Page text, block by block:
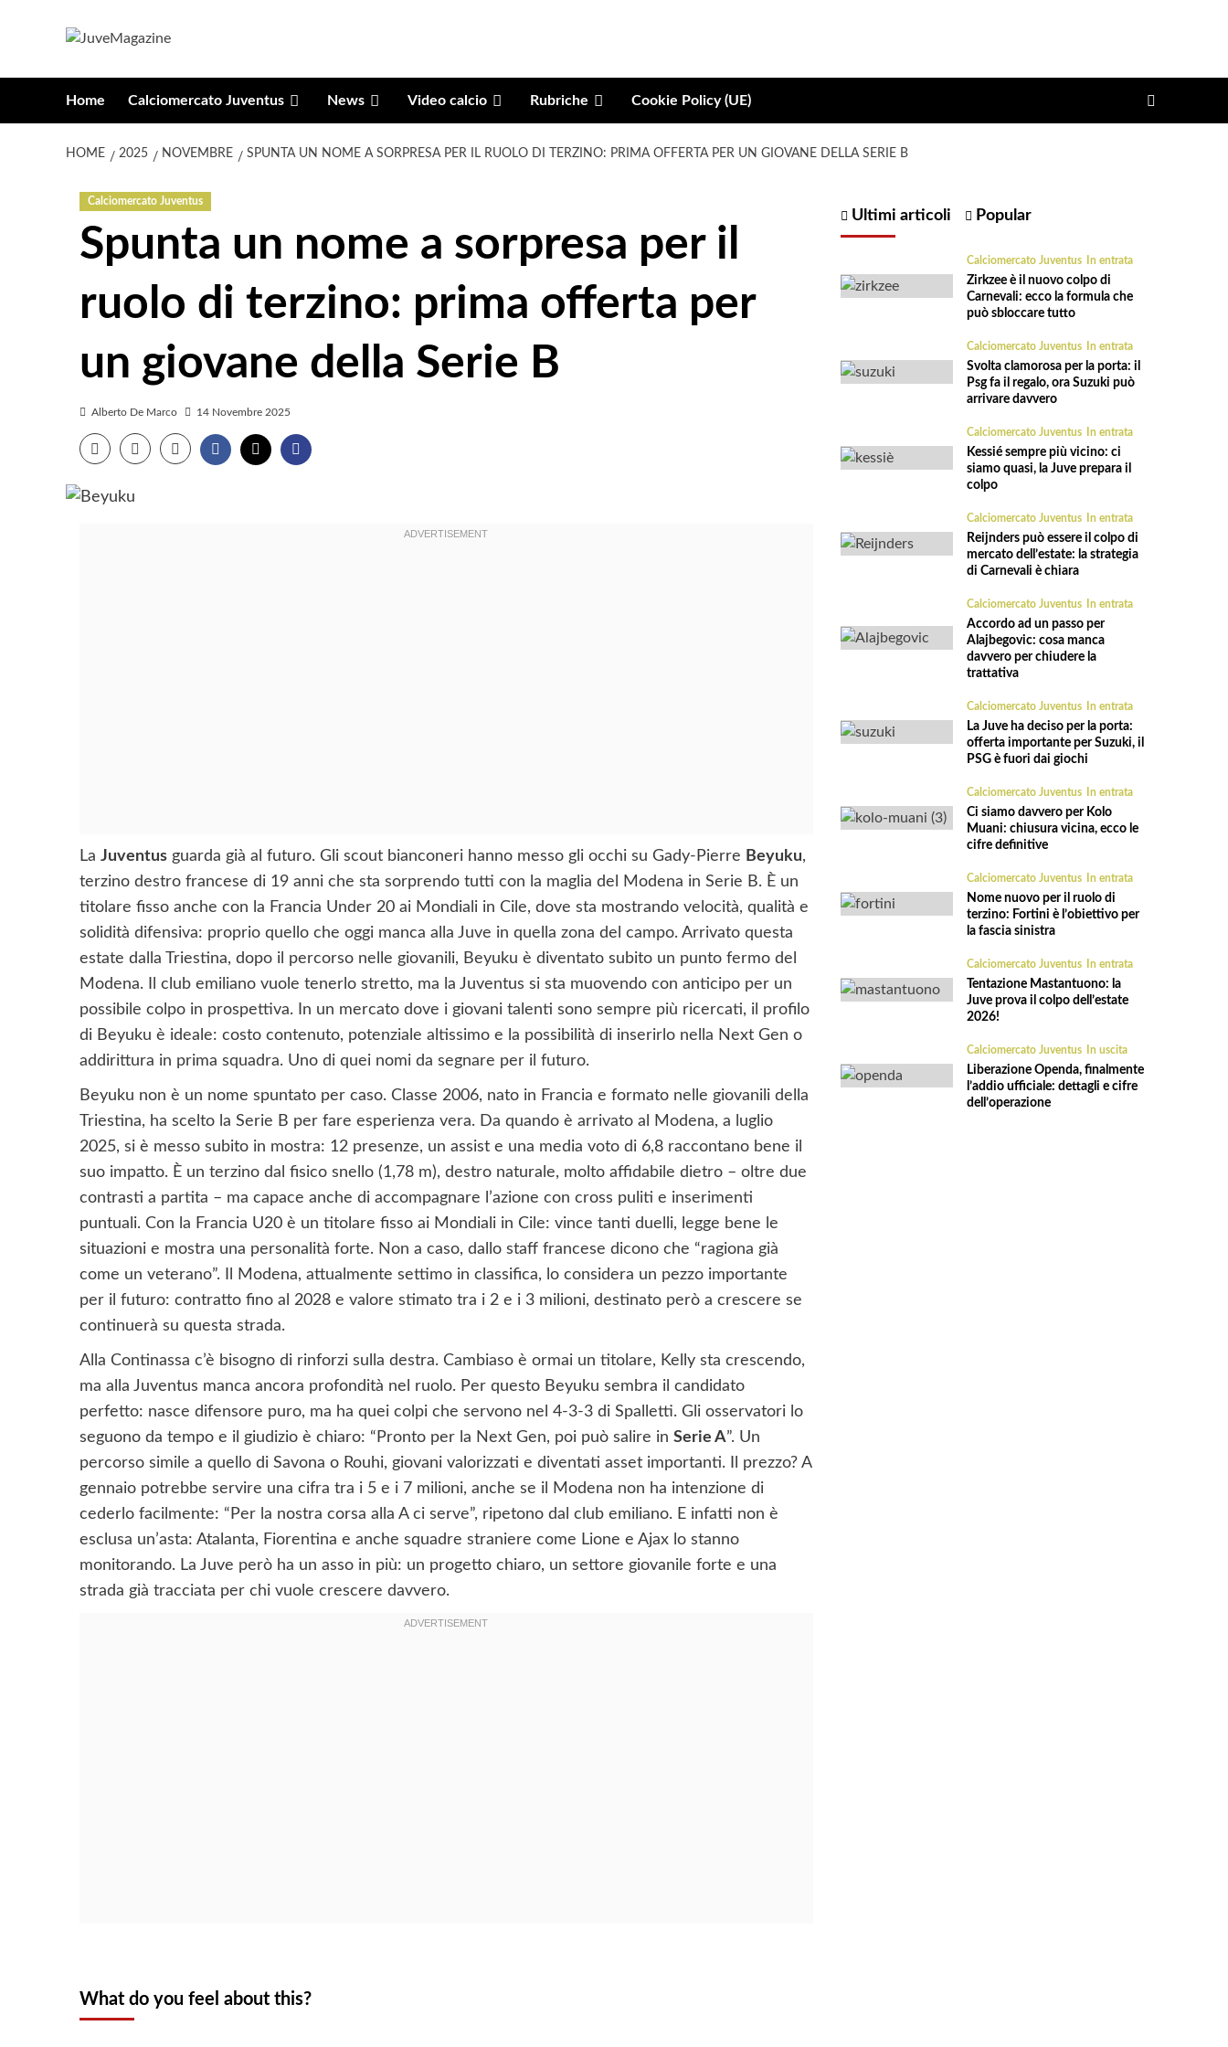
Home Calciomercato Juventus News Video calcio Rubriche Cookie Policy (UE)
HOME 2025 NOVEMBRE SPUNTA UN NOME A SORPRESA PER IL RUOLO DI TERZINO: PRIMA OFFERTA PER UN GIOVANE DELLA SERIE B
Calciomercato Juventus
Spunta un nome a sorpresa per il
ruolo di terzino: prima offerta per
un giovane della Serie B
Alberto De Marco 14 Novembre 2025
La Juventus guarda già al futuro. Gli scout bianconeri hanno messo gli occhi su Gady-Pierre Beyuku,
terzino destro francese di 19 anni che sta sorprendo tutti con la maglia del Modena in Serie B. È un
titolare fisso anche con la Francia Under 20 ai Mondiali in Cile, dove sta mostrando velocità, qualità e
solidità difensiva: proprio quello che oggi manca alla Juve in quella zona del campo. Arrivato questa
estate dalla Triestina, dopo il percorso nelle giovanili, Beyuku è diventato subito un punto fermo del
Modena. Il club emiliano vuole tenerlo stretto, ma la Juventus si sta muovendo con anticipo per un
possibile colpo in prospettiva. In un mercato dove i giovani talenti sono sempre più ricercati, il profilo
di Beyuku è ideale: costo contenuto, potenziale altissimo e la possibilità di inserirlo nella Next Gen o
addirittura in prima squadra. Uno di quei nomi da segnare per il futuro.
Beyuku non è un nome spuntato per caso. Classe 2006, nato in Francia e formato nelle giovanili della
Triestina, ha scelto la Serie B per fare esperienza vera. Da quando è arrivato al Modena, a luglio
2025, si è messo subito in mostra: 12 presenze, un assist e una media voto di 6,8 raccontano bene il
suo impatto. È un terzino dal fisico snello (1,78 m), destro naturale, molto affidabile dietro – oltre due
contrasti a partita – ma capace anche di accompagnare l’azione con cross puliti e inserimenti
puntuali. Con la Francia U20 è un titolare fisso ai Mondiali in Cile: vince tanti duelli, legge bene le
situazioni e mostra una personalità forte. Non a caso, dallo staff francese dicono che “ragiona già
come un veterano”. Il Modena, attualmente settimo in classifica, lo considera un pezzo importante
per il futuro: contratto fino al 2028 e valore stimato tra i 2 e i 3 milioni, destinato però a crescere se
continuerà su questa strada.
Alla Continassa c’è bisogno di rinforzi sulla destra. Cambiaso è ormai un titolare, Kelly sta crescendo,
ma alla Juventus manca ancora profondità nel ruolo. Per questo Beyuku sembra il candidato
perfetto: nasce difensore puro, ma ha quei colpi che servono nel 4-3-3 di Spalletti. Gli osservatori lo
seguono da tempo e il giudizio è chiaro: “Pronto per la Next Gen, poi può salire in Serie A”. Un
percorso simile a quello di Savona o Rouhi, giovani valorizzati e diventati asset importanti. Il prezzo? A
gennaio potrebbe servire una cifra tra i 5 e i 7 milioni, anche se il Modena non ha intenzione di
cederlo facilmente: “Per la nostra corsa alla A ci serve”, ripetono dal club emiliano. E infatti non è
esclusa un’asta: Atalanta, Fiorentina e anche squadre straniere come Lione e Ajax lo stanno
monitorando. La Juve però ha un asso in più: un progetto chiaro, un settore giovanile forte e una
strada già tracciata per chi vuole crescere davvero.
What do you feel about this?
Ultimi articoli Popular
Calciomercato Juventus In entrata
Zirkzee è il nuovo colpo di
Carnevali: ecco la formula che
può sbloccare tutto
Calciomercato Juventus In entrata
Svolta clamorosa per la porta: il
Psg fa il regalo, ora Suzuki può
arrivare davvero
Calciomercato Juventus In entrata
Kessié sempre più vicino: ci
siamo quasi, la Juve prepara il
colpo
Calciomercato Juventus In entrata
Reijnders può essere il colpo di
mercato dell’estate: la strategia
di Carnevali è chiara
Calciomercato Juventus In entrata
Accordo ad un passo per
Alajbegovic: cosa manca
davvero per chiudere la
trattativa
Calciomercato Juventus In entrata
La Juve ha deciso per la porta:
offerta importante per Suzuki, il
PSG è fuori dai giochi
Calciomercato Juventus In entrata
Ci siamo davvero per Kolo
Muani: chiusura vicina, ecco le
cifre definitive
Calciomercato Juventus In entrata
Nome nuovo per il ruolo di
terzino: Fortini è l’obiettivo per
la fascia sinistra
Calciomercato Juventus In entrata
Tentazione Mastantuono: la
Juve prova il colpo dell’estate
2026!
Calciomercato Juventus In uscita
Liberazione Openda, finalmente
l’addio ufficiale: dettagli e cifre
dell’operazione